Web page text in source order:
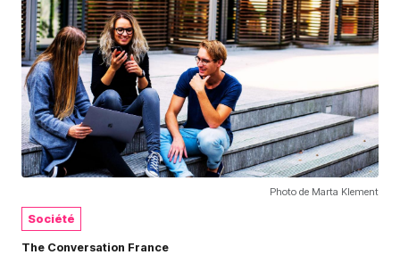
Photo de Marta Klement
Société
The Conversation France